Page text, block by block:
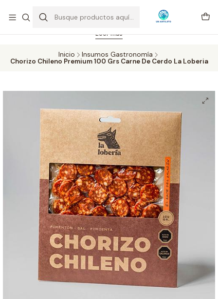
Feriado 21-05-2026 atención hasta las 14 hrs. Envío GRATIS mismo
día solo área Metropolitana Santiago por compras desde CLP 39.900.
Pedidos hasta 16 hrs., sábados y domingos hasta 14 hrs.
Leer más
Inicio
Insumos Gastronomía
Chorizo Chileno Premium 100 Grs Carne De Cerdo La Loberia